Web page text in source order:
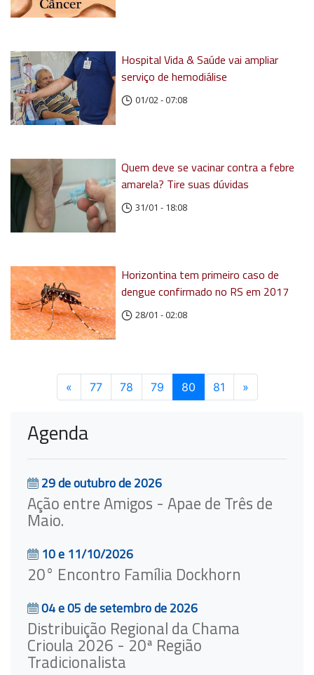
Hospital Vida & Saúde vai ampliar
serviço de hemodiálise
01/02 - 07:08
Quem deve se vacinar contra a febre
amarela? Tire suas dúvidas
31/01 - 18:08
Horizontina tem primeiro caso de
dengue confirmado no RS em 2017
28/01 - 02:08
« Anterior
77 78 79 80 (atual)
81 »
Agenda
29 de outubro de 2026
Ação entre Amigos - Apae de Três de
Maio.
10 e 11/10/2026
20° Encontro Família Dockhorn
04 e 05 de setembro de 2026
Distribuição Regional da Chama
Crioula 2026 - 20ª Região
Tradicionalista